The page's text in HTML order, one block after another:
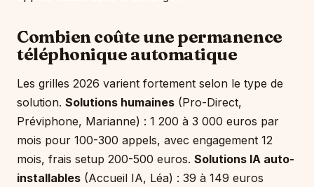
Combien coûte une permanence
téléphonique automatique
Les grilles 2026 varient fortement selon le type de
solution. Solutions humaines (Pro-Direct,
Préviphone, Marianne) : 1 200 à 3 000 euros par
mois pour 100-300 appels, avec engagement 12
mois, frais setup 200-500 euros. Solutions IA auto-
installables (Accueil IA, Léa) : 39 à 149 euros